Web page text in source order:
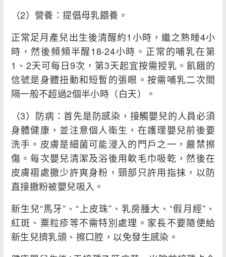
（2）營養：提倡母乳餵養。
正常足月產兒出生後清醒約1小時，繼之熟睡4小
時，然後頻頻半醒18-24小時。正常的哺乳在第
1、2天可每日9次，第3天起宜按需授乳。飢餓的
信號是身體扭動和短暫的張眼。按需哺乳二次間
隔一般不超過2個半小時（白天）。
（3）防病：首先是防感染，接觸嬰兒的人員必須
身體健康，並注意個人衛生，在護理嬰兒前後要
洗手。皮膚是細菌可能浸入的門戶之一，嚴禁擦
傷。每次嬰兒清潔及浴後用軟毛巾吸乾，然後在
皮膚褶處撒少許爽身粉，頸部只許用指抹，以防
直接撒粉被嬰兒吸入。
新生兒“馬牙”、“上皮珠”、乳房腫大、“假月經”、
紅斑、粟粒疹等不需特別處理。家長不要隨便給
新生兒擠乳頭、擦口腔，以免發生感染。